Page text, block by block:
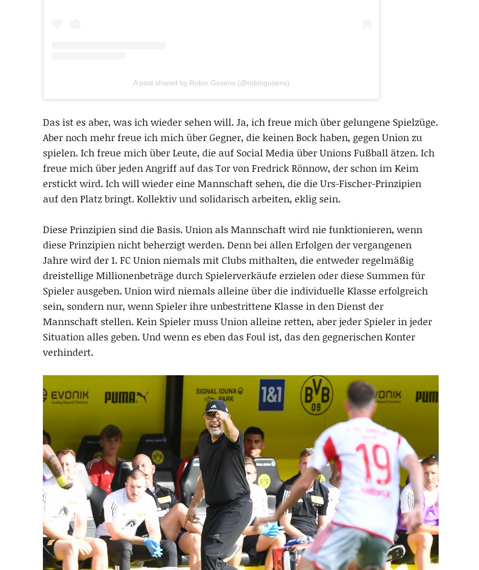
A post shared by Robin Gosens (@robingosens)
Das ist es aber, was ich wieder sehen will. Ja, ich freue mich über gelungene Spielzüge.
Aber noch mehr freue ich mich über Gegner, die keinen Bock haben, gegen Union zu
spielen. Ich freue mich über Leute, die auf Social Media über Unions Fußball ätzen. Ich
freue mich über jeden Angriff auf das Tor von Fredrick Rönnow, der schon im Keim
erstickt wird. Ich will wieder eine Mannschaft sehen, die die Urs-Fischer-Prinzipien
auf den Platz bringt. Kollektiv und solidarisch arbeiten, eklig sein.
Diese Prinzipien sind die Basis. Union als Mannschaft wird nie funktionieren, wenn
diese Prinzipien nicht beherzigt werden. Denn bei allen Erfolgen der vergangenen
Jahre wird der 1. FC Union niemals mit Clubs mithalten, die entweder regelmäßig
dreistellige Millionenbeträge durch Spielerverkäufe erzielen oder diese Summen für
Spieler ausgeben. Union wird niemals alleine über die individuelle Klasse erfolgreich
sein, sondern nur, wenn Spieler ihre unbestrittene Klasse in den Dienst der
Mannschaft stellen. Kein Spieler muss Union alleine retten, aber jeder Spieler in jeder
Situation alles geben. Und wenn es eben das Foul ist, das den gegnerischen Konter
verhindert.